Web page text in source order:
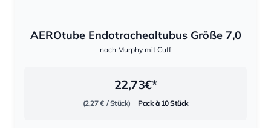
AEROtube Endotrachealtubus Größe 7,0
nach Murphy mit Cuff
22,73€*
(2,27 € / Stück) Pack à 10 Stück